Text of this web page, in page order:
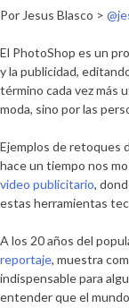
Por Jesus Blasco >
El PhotoShop es un
y la publicidad,
término cada vez más
moda, sino por las
Ejemplos de retoques
hace un tiempo nos
video publicitario,
estas herramientas
A los 20 años del
reportaje, muestra
indispensable para
entender que el